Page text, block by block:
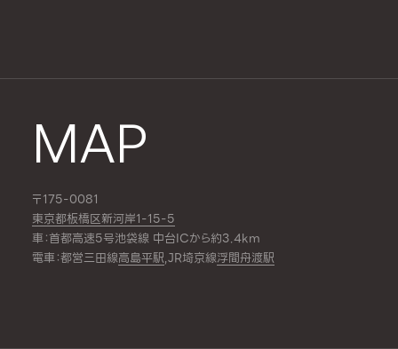
MAP
〒175-0081
東京都板橋区新河岸1-15-5
車：首都高速5号池袋線 中台ICから約3.4km
電車：都営三田線高島平駅,JR埼京線浮間舟渡駅